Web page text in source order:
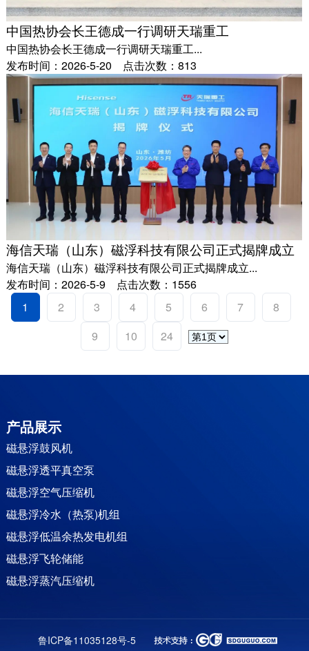
中国热协会长王德成一行调研天瑞重工
中国热协会长王德成一行调研天瑞重工...
发布时间：2026-5-20 点击次数：813
海信天瑞（山东）磁浮科技有限公司正式揭牌成立
海信天瑞（山东）磁浮科技有限公司正式揭牌成立...
发布时间：2026-5-9 点击次数：1556
1
2 3 4 5 6 7
8
9
10 24
产品展示
磁悬浮鼓风机
磁悬浮透平真空泵
磁悬浮空气压缩机
磁悬浮冷水（热泵)机组
磁悬浮低温余热发电机组
磁悬浮飞轮储能
磁悬浮蒸汽压缩机
永磁变频双螺杆空压机
高速增氧机鲁ICP备11035128号-5